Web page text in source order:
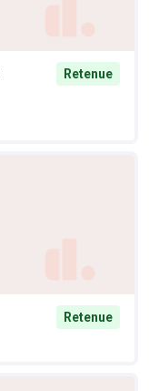
Retenue
Retenue